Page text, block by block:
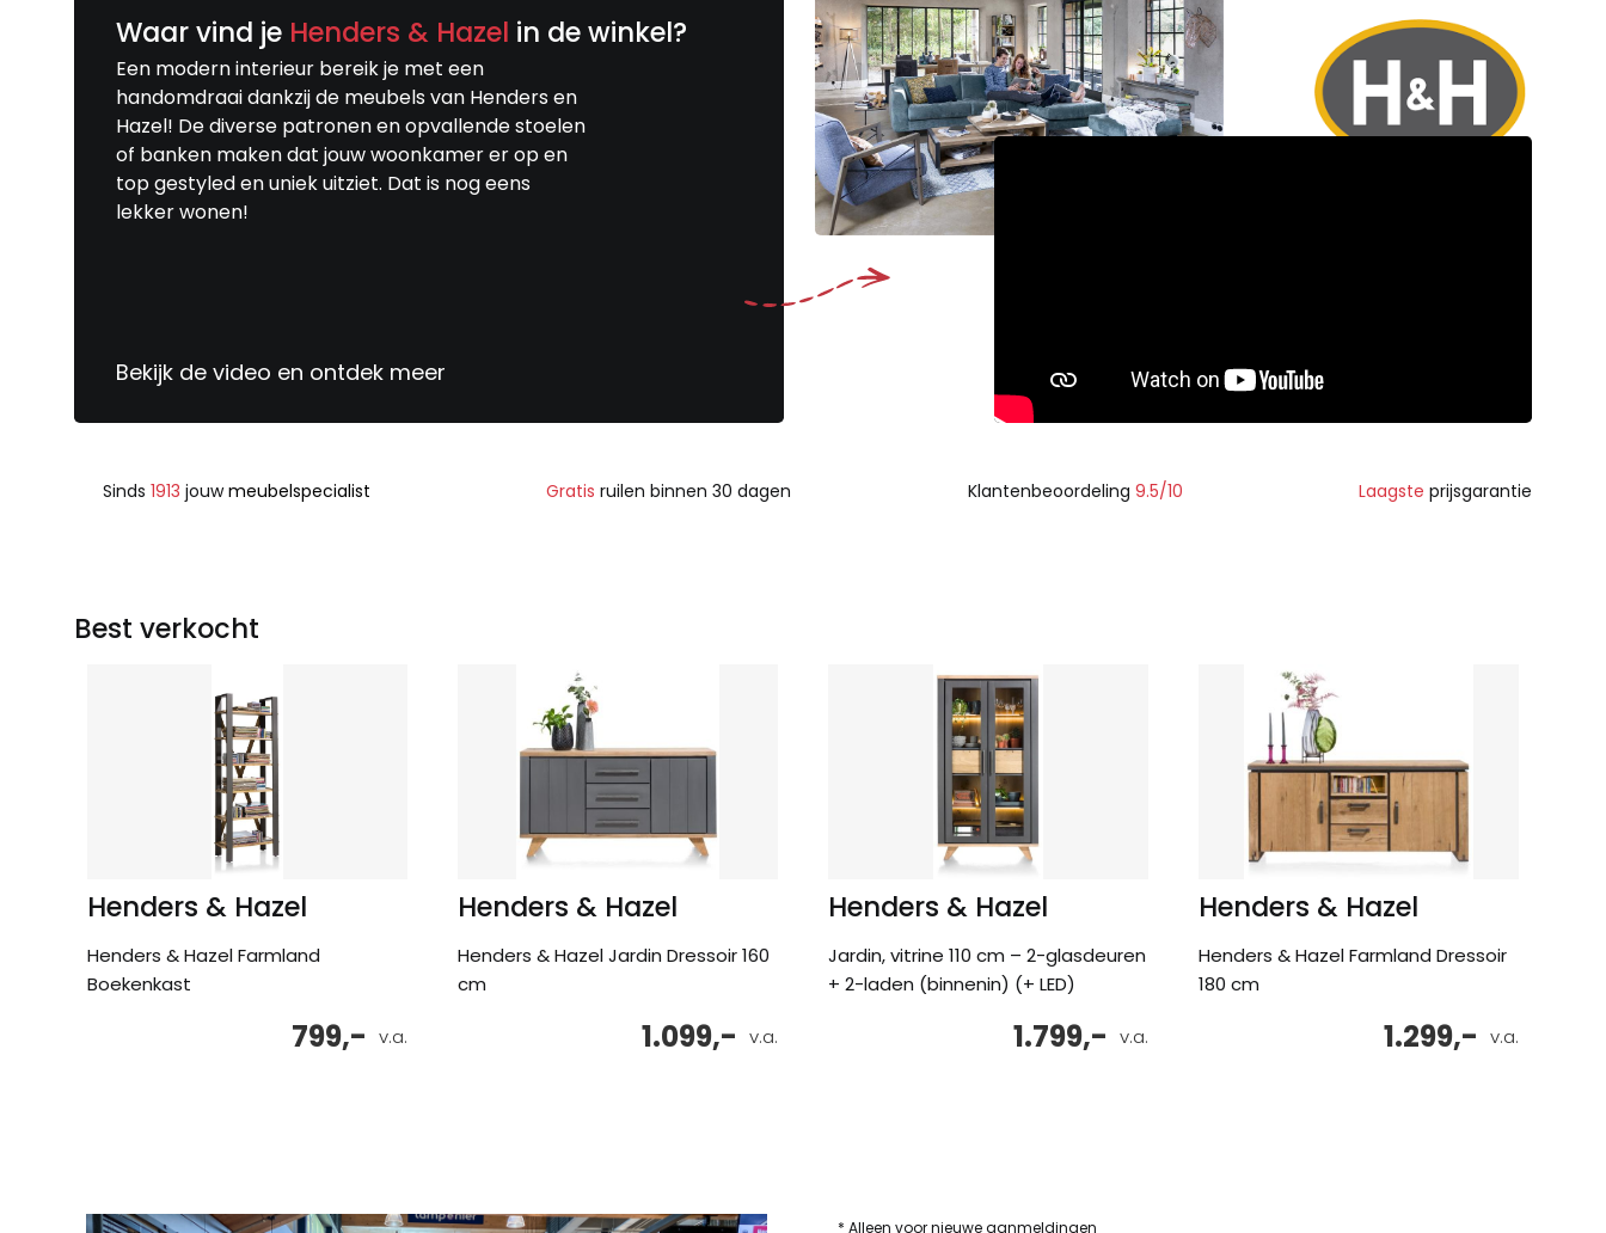
Waar vind je Henders & Hazel in de winkel?
Een modern interieur bereik je met een
handomdraai dankzij de meubels van Henders en
Hazel! De diverse patronen en opvallende stoelen
of banken maken dat jouw woonkamer er op en
top gestyled en uniek uitziet. Dat is nog eens
lekker wonen!
Bekijk de video en ontdek meer
Sinds 1913 jouwmeubelspecialist Gratis ruilen binnen 30 dagen Klantenbeoordeling 9.5/10 Laagste prijsgarantie
Best verkocht
Henders & Hazel
Henders & Hazel Farmland
Boekenkast
v.a.
799,-
Henders & Hazel
Henders & Hazel Jardin Dressoir 160
cm
v.a.
1.099,-
Henders & Hazel
Jardin, vitrine 110 cm – 2-glasdeuren
+ 2-laden (binnenin) (+ LED)
v.a.
1.799,-
Henders & Hazel
Henders & Hazel Farmland Dressoir
180 cm
v.a.
1.299,-
* Alleen voor nieuwe aanmeldingen